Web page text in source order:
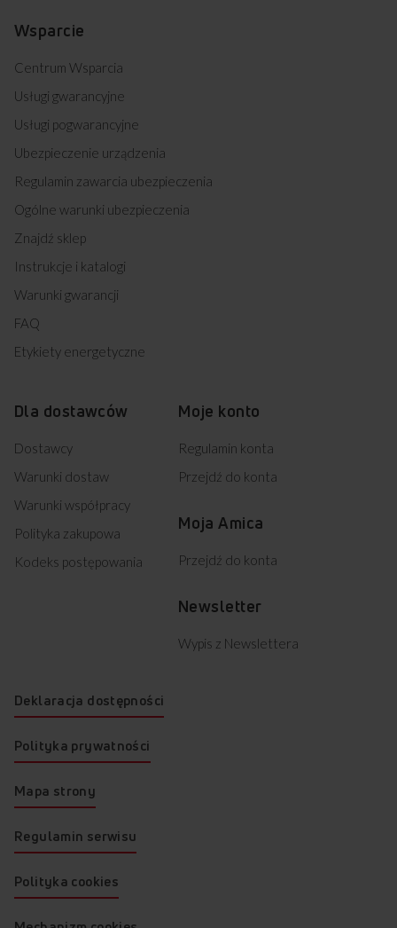
Wsparcie
Centrum Wsparcia
Usługi gwarancyjne
Usługi pogwarancyjne
Ubezpieczenie urządzenia
Regulamin zawarcia ubezpieczenia
Ogólne warunki ubezpieczenia
Znajdź sklep
Instrukcje i katalogi
Warunki gwarancji
FAQ
Etykiety energetyczne
Dla dostawców
Dostawcy
Warunki dostaw
Warunki współpracy
Polityka zakupowa
Kodeks postępowania
Moje konto
Regulamin konta
Przejdź do konta
Moja Amica
Przejdź do konta
Newsletter
Wypis z Newslettera
Deklaracja dostępności
Polityka prywatności
Mapa strony
Regulamin serwisu
Polityka cookies